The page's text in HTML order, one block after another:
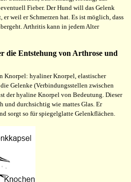
Fieber. Der Hund will das Gelenk
weil er Schmerzen hat. Es ist möglich, dass
Arthritis kann in jedem Alter
die Entstehung von Arthrose und
Knorpel: hyaliner Knorpel, elastischer
Gelenke (Verbindungsstellen zwischen
der hyaline Knorpel von Bedeutung. Dieser
und durchsichtig wie mattes Glas. Er
sorgt so für spiegelglatte Gelenkflächen.